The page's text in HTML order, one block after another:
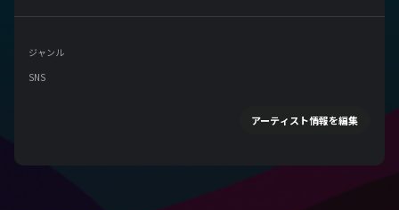
ジャンル
SNS
アーティスト情報を編集